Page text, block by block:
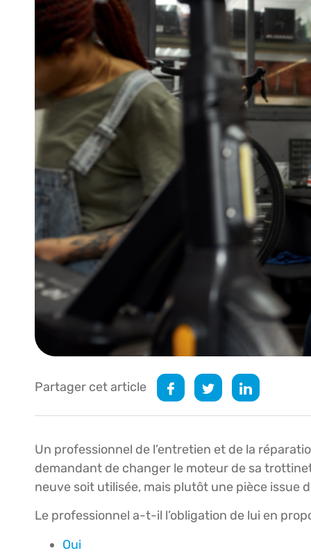
Partager cet article
Un professionnel de l’entretien et de la
demandant de changer le moteur de sa
neuve soit utilisée, mais plutôt une pièce issue
Le professionnel a-t-il l’obligation de lui en
Oui